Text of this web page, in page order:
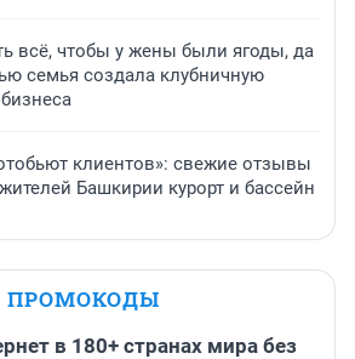
всё, чтобы у жены были ягоды, да
семья создала клубничную
клиентов»: свежие отзывы
Башкирии курорт и бассейн
ПРОМОКОДЫ
в 180+ странах мира без